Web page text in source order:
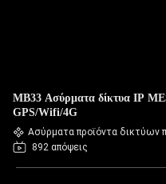
MB33 Ασύρματα δίκτυα IP
GPS/Wifi/4G
Ασύρματα προϊόντα δικτύων
892 απόψεις